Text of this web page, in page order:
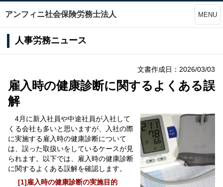
アンフィニ社会保険労務士法人 MENU
人事労務ニュース
文書作成日：2026/03/03
雇入時の健康診断に関するよくある誤
解
4月に新入社員や中途社員が入社して
くる会社も多いと思いますが、入社の際
に実施する雇入時の健康診断について
は、誤った取扱いをしているケースが見
られます。以下では、雇入時の健康診断
に関するよくある誤解を確認します。
[1]雇入時の健康診断の実施目的